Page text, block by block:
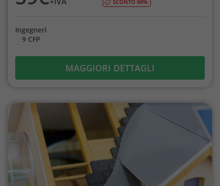
SCONTO 60%
Ingegneri
9 CFP
MAGGIORI DETTAGLI